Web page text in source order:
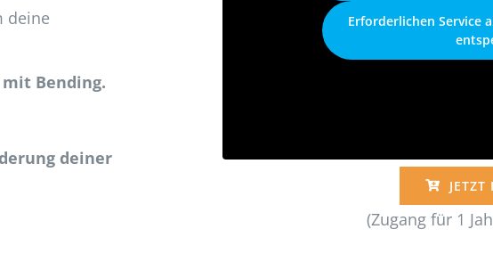
deine
Bending.
deiner
Erforderlichen Service
JETZT
(Zugang für 1